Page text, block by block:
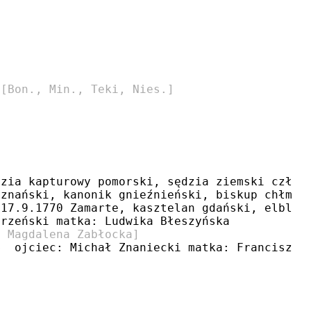
[Bon., Min., Teki, Nies.]
kapturowy pomorski, sędzia ziemski
kanonik gnieźnieński, biskup
Zamarte, kasztelan gdański,
matka: Ludwika Błeszyńska
Zabłocka]
Michał Znaniecki matka: Franciszka